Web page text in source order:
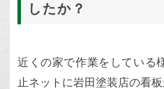
したか？
近くの家で作業をしている
止ネットに岩田塗装店の看板